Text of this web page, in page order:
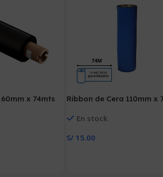
x 74mts Ribbon de Cera 110mm x
En stock
S/15.00